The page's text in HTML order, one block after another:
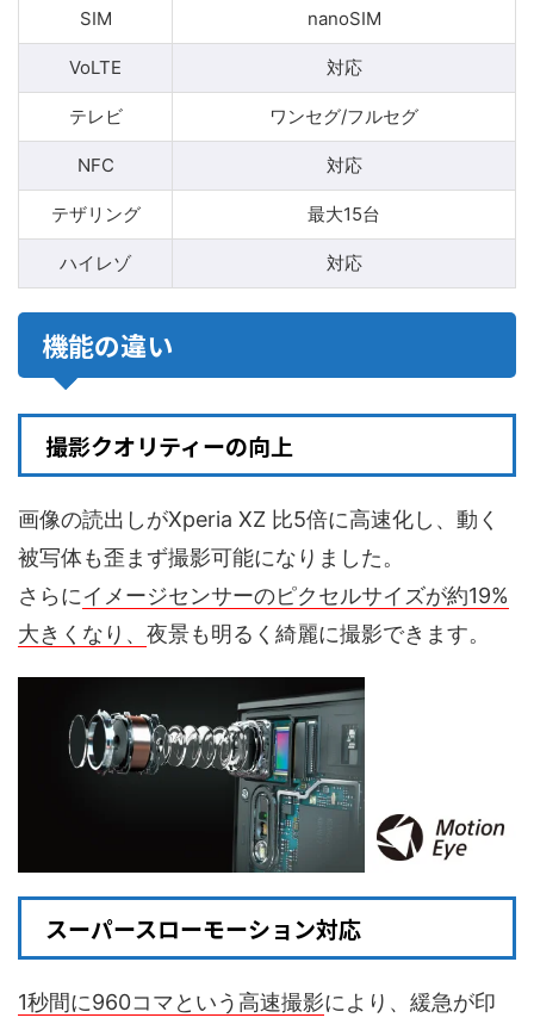
SIM nanoSIM
VoLTE 対応
テレビ ワンセグ/フルセグ
NFC 対応
テザリング 最大15台
ハイレゾ 対応
機能の違い
撮影クオリティーの向上
画像の読出しがXperia XZ 比5倍に高速化し、動く
被写体も歪まず撮影可能になりました。
さらにイメージセンサーのピクセルサイズが約19%
大きくなり、 夜景も明るく綺麗に撮影できます。
スーパースローモーション対応
1秒間に960コマという高速撮影により、緩急が印